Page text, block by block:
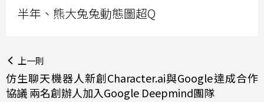
半年、熊大兔兔動態圖超Q
上一則
仿生聊天機器人新創Character.ai與Google達成合作
協議 兩名創辦人加入Google Deepmind團隊